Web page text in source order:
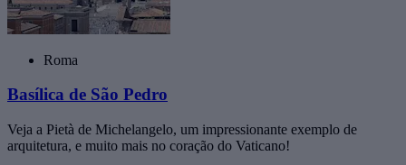
Roma
Basílica de São Pedro
Veja a Pietà de Michelangelo, um impressionante exemplo de
arquitetura, e muito mais no coração do Vaticano!